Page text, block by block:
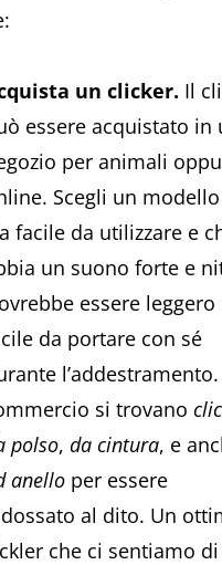
un clicker. Il
essere acquistato in
per animali
Scegli un
facile da utilizzare e
un suono forte e
essere leggero
da portare con sé
si trovano
polso,da cintura, e
anello per essere
al dito. Un
che ci sentiamo di